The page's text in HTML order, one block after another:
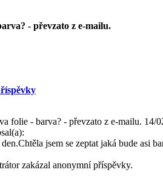
- převzato z e-mailu.
folie - barva? - převzato z e-mailu. 14/
jsem se zeptat jaká bude asi
zakázal anonymní příspěvky.